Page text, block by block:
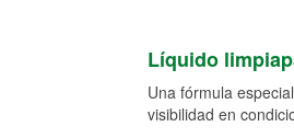
Líquido
Una fórmula
visibilidad en